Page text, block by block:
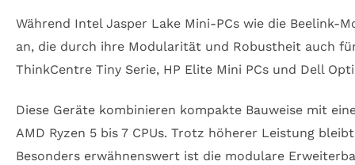
Während Intel Jasper Lake Mini-PCs wie die Beelink-
an, die durch ihre Modularität und Robustheit auch
ThinkCentre Tiny Serie, HP Elite Mini PCs und Dell
Diese Geräte kombinieren kompakte Bauweise mit
AMD Ryzen 5 bis 7 CPUs. Trotz höherer Leistung
Besonders erwähnenswert ist die modulare